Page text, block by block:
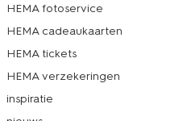
HEMA fotoservice
HEMA cadeaukaarten
HEMA tickets
HEMA verzekeringen
inspiratie